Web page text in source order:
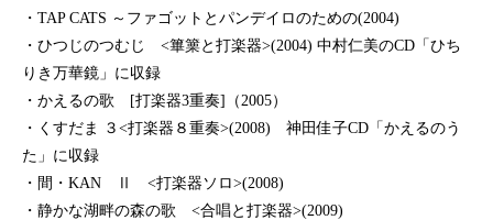
・TAP CATS ～ファゴットとパンデイロのための(2004)
・ひつじのつむじ <篳篥と打楽器>(2004) 中村仁美のCD「ひち
りき万華鏡」に収録
・かえるの歌 [打楽器3重奏]（2005）
・くすだま ３<打楽器８重奏>(2008) 神田佳子CD「かえるのう
た」に収録
・間・KAN Ⅱ <打楽器ソロ>(2008)
・静かな湖畔の森の歌 <合唱と打楽器>(2009)